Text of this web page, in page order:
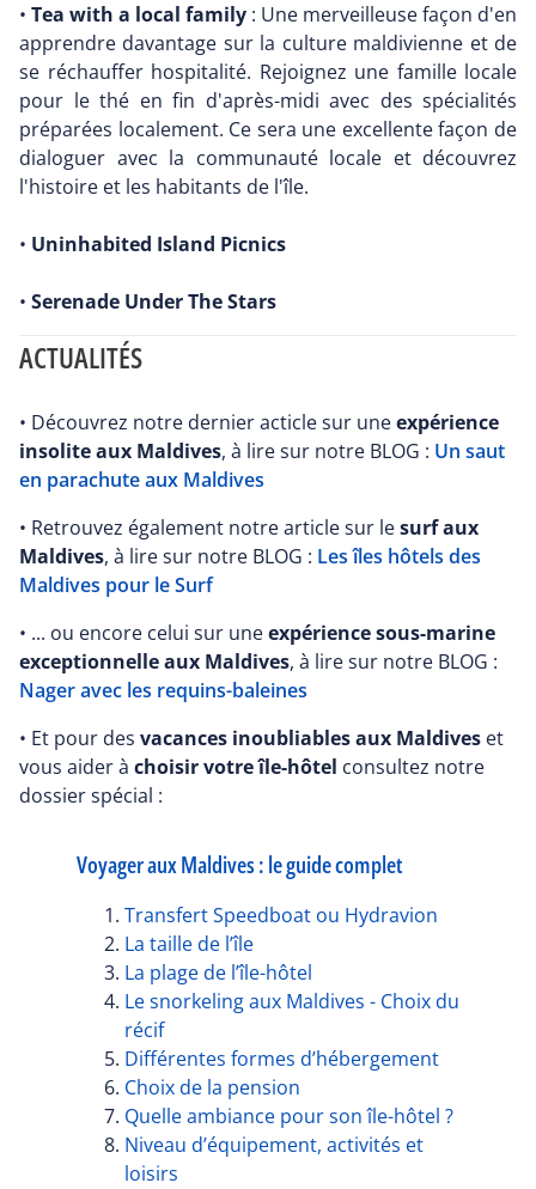
• Tea with a local family : Une merveilleuse façon d'en
apprendre davantage sur la culture maldivienne et de
se réchauffer hospitalité. Rejoignez une famille locale
pour le thé en fin d'après-midi avec des spécialités
préparées localement. Ce sera une excellente façon de
dialoguer avec la communauté locale et découvrez
l'histoire et les habitants de l'île.
• Uninhabited Island Picnics
• Serenade Under The Stars
ACTUALITÉS
• Découvrez notre dernier acticle sur uneexpérience
insolite aux Maldives, à lire sur notre BLOG : Un saut
en parachute aux Maldives
• Retrouvez également notre article sur lesurf aux
Maldives, à lire sur notre BLOG : Les îles hôtels des
Maldives pour le Surf
• ... ou encore celui sur uneexpérience sous-marine
exceptionnelle aux Maldives, à lire sur notre BLOG :
Nager avec les requins-baleines
• Et pour des vacances inoubliables aux Maldives et
vous aider à choisir votre île-hôtel consultez notre
dossier spécial :
Voyager aux Maldives : le guide complet
Transfert Speedboat ou Hydravion
La taille de l’île
La plage de l’île-hôtel
Le snorkeling aux Maldives - Choix du
récif
Différentes formes d’hébergement
Choix de la pension
Quelle ambiance pour son île-hôtel ?
Niveau d’équipement, activités et
loisirs